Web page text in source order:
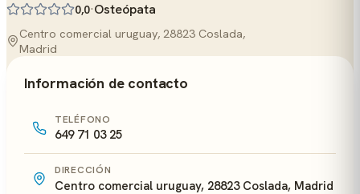
0,0·Osteópata
Centro comercial uruguay, 28823 Coslada,
Madrid
Información de contacto
TELÉFONO
649 71 03 25
DIRECCIÓN
Centro comercial uruguay, 28823 Coslada, Madrid